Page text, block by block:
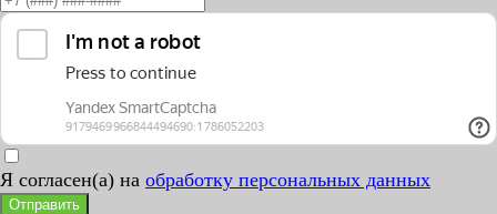
Я согласен(а) на обработку персональных данных
Отправить